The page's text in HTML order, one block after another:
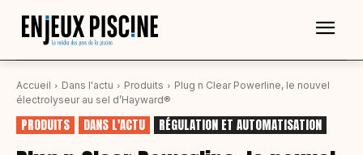
Accueil Dans l'actu Produits
Plug n Clear Powerline, le nouvel
électrolyseur au sel d’Hayward®
PRODUITS DANS L'ACTU RÉGULATION ET AUTOMATISATION